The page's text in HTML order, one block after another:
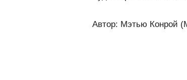
Автор: Мэтью Конрой